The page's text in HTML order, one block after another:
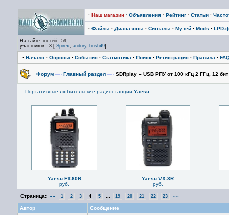
· Наш магазин · Объявления · Рейтинг · Статьи ·
· Файлы · Диапазоны · Сигналы · Музей · Mods · LPD-
На сайте: гостей - 59,
участников - 3 [ Spirex, andory, bush49]
· Начало · Опросы · События · Статистика · Поиск · Регистрация · Правила ·
Форум —› Главный раздел —› SDRplay – USB РПУ от 100 кГц 2 ГГц, 12
Портативные любительские радиостанции Yaesu
Yaesu FT-60R
руб.
Yaesu VX-3R
руб.
Страница: «« 1 2 3 4 5 19 20 21 22 23 »»
Автор
Сообщение